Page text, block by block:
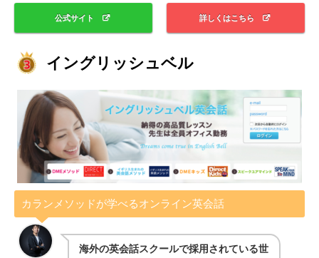
公式サイト 詳しくはこちら
イングリッシュベル
カランメソッドが学べるオンライン英会話
海外の英会話スクールで採用されている世